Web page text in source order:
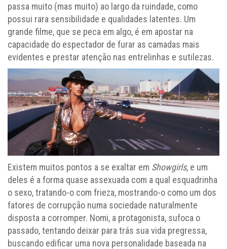
passa muito (mas muito) ao largo da ruindade, como
possui rara sensibilidade e qualidades latentes. Um
grande filme, que se peca em algo, é em apostar na
capacidade do espectador de furar as camadas mais
evidentes e prestar atenção nas entrelinhas e sutilezas.
Existem muitos pontos a se exaltar em Showgirls, e um
deles é a forma quase assexuada com a qual esquadrinha
o sexo, tratando-o com frieza, mostrando-o como um dos
fatores de corrupção numa sociedade naturalmente
disposta a corromper. Nomi, a protagonista, sufoca o
passado, tentando deixar para trás sua vida pregressa,
buscando edificar uma nova personalidade baseada na